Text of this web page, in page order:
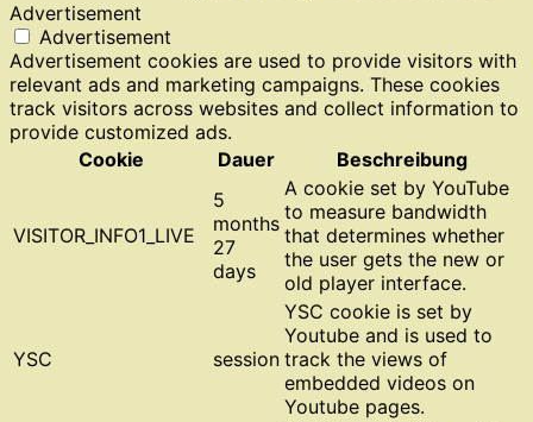
Advertisement
Advertisement
Advertisement cookies are used to provide visitors with
relevant ads and marketing campaigns. These cookies
track visitors across websites and collect information to
provide customized ads.
Cookie
Dauer Beschreibung
VISITOR_INFO1_LIVE
5
months
27
days
A cookie set by YouTube
to measure bandwidth
that determines whether
the user gets the new or
old player interface.
YSC session
YSC cookie is set by
Youtube and is used to
track the views of
embedded videos on
Youtube pages.